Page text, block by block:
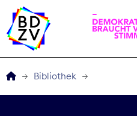
Bibliothek